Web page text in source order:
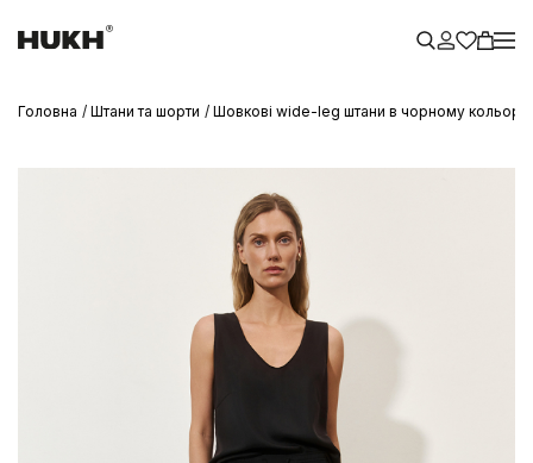
Головна Штани та шорти Шовкові wide-leg штани в чорному кольорі